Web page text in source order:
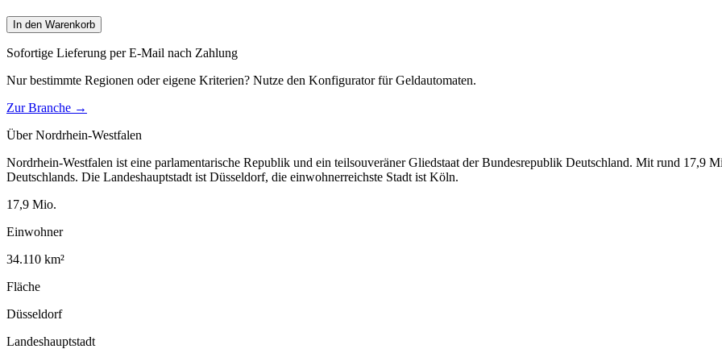
In den Warenkorb
Sofortige Lieferung per E-Mail nach Zahlung
Nur bestimmte Regionen oder eigene Kriterien? Nutze den Konfigurator fürGeldautomaten.
Zur Branche →
ÜberNordrhein-Westfalen
Nordrhein-Westfalen ist eine parlamentarische Republik und ein teilsouveräner Gliedstaat der Bundesrepublik Deutschland. Mit rund 17,9
Deutschlands. Die Landeshauptstadt ist Düsseldorf, die einwohnerreichste Stadt ist Köln.
17,9 Mio.
Einwohner
34.110 km²
Fläche
Düsseldorf
Landeshauptstadt